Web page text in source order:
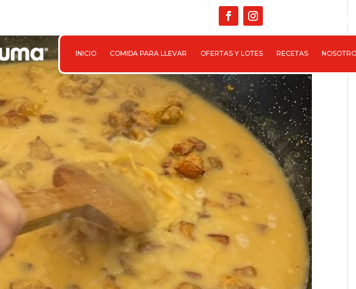
Haz ahora
INICIO COMIDA PARA LLEVAR OFERTAS Y LOTES RECETAS